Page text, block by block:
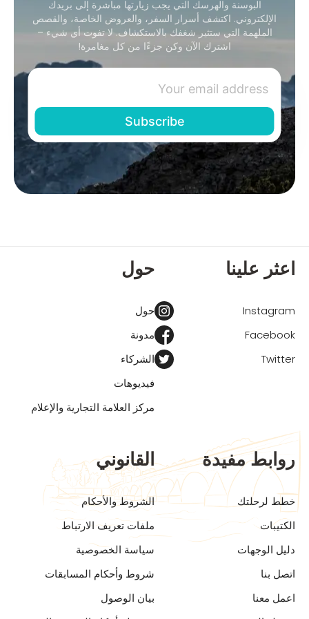
البوسنة والهرسك التي يجب زيارتها مباشرة إلى بريدك
الإلكتروني. اكتشف أسرار السفر، والعروض الخاصة، والقصص
الملهمة التي ستثير شغفك بالاستكشاف. لا تفوت أي شيء –
اشترك الآن وكن جزءًا من كل مغامرة!
اعثر علينا
Instagram
Facebook
Twitter
حول
حول
مدونة
الشركاء
فيديوهات
مركز العلامة التجارية والإعلام
روابط مفيدة
خطط لرحلتك
الكتيبات
دليل الوجهات
اتصل بنا
اعمل معنا
القانوني
الشروط والأحكام
ملفات تعريف الارتباط
سياسة الخصوصية
شروط وأحكام المسابقات
بيان الوصول